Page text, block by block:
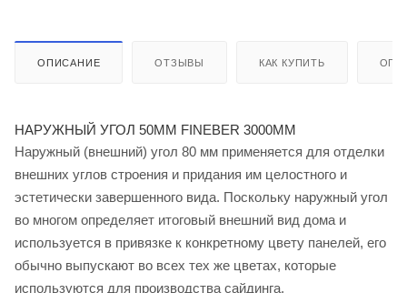
ОПИСАНИЕ ОТЗЫВЫ КАК КУПИТЬ
НАРУЖНЫЙ УГОЛ 50ММ FINEBER 3000ММ
Наружный (внешний) угол 80 мм применяется для отделки
внешних углов строения и придания им целостного и
эстетически завершенного вида. Поскольку наружный угол
во многом определяет итоговый внешний вид дома и
используется в привязке к конкретному цвету панелей, его
обычно выпускают во всех тех же цветах, которые
используются для производства сайдинга.